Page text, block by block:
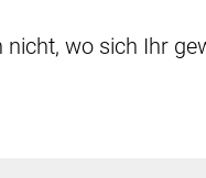
wo sich Ihr